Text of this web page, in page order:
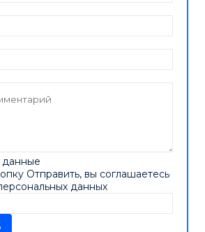
Отправить, вы соглашаетесь
данных